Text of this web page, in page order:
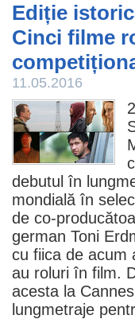
Ediție
Cinci filme
11.05.2016
debutul în
mondială în
de co-
german Toni
cu fiica de acum
au roluri în film.
acesta la
lungmetraje